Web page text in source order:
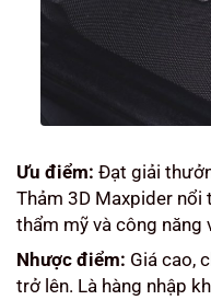
Ưu điểm: Đạt giải
Thảm 3D Maxpider nổi
thẩm mỹ và công năng
Nhược điểm: Giá cao,
trở lên. Là hàng nhập